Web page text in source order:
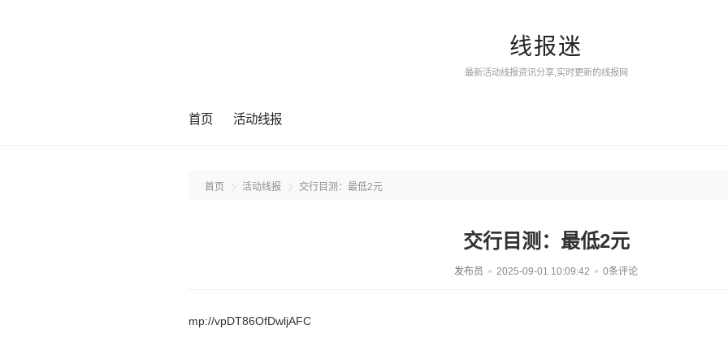
线报迷
最新活动线报资讯分享,实时更新的线报网
首页 活动线报
首页 活动线报 交行目测：最低2元
交行目测：最低2元
发布员 2025-09-01 10:09:42 0条评论
mp://vpDT86OfDwljAFC